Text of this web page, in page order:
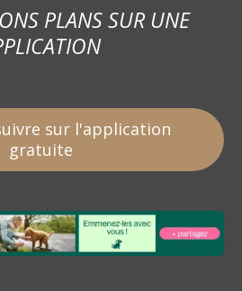
PLANS SUR UNE
sur l'application
gratuite